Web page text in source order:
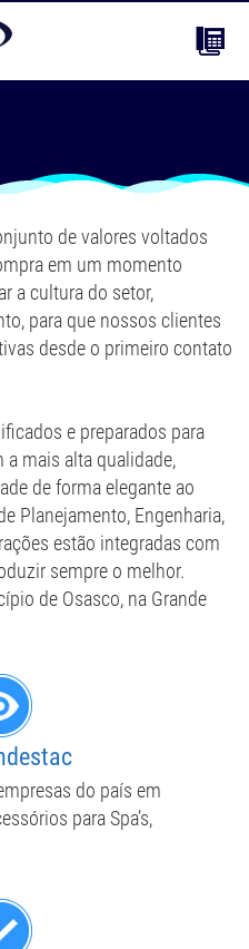
de valores voltados
em um momento
a cultura do setor,
para que nossos clientes
desde o primeiro contato
e preparados para
mais alta qualidade,
de forma elegante ao
Planejamento, Engenharia,
estão integradas com
sempre o melhor.
de Osasco, na Grande
do país em
para Spa’s,